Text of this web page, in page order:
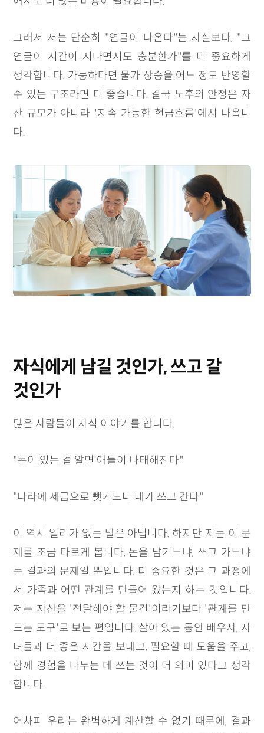
그래서 저는 단순히 "연금이 나온다"는 사실보다, "그
연금이 시간이 지나면서도 충분한가"를 더 중요하게
생각합니다. 가능하다면 물가 상승을 어느 정도 반영할
수 있는 구조라면 더 좋습니다. 결국 노후의 안정은 자
산 규모가 아니라 '지속 가능한 현금흐름'에서 나옵니
다.
자식에게 남길 것인가, 쓰고 갈
것인가
많은 사람들이 자식 이야기를 합니다.
"돈이 있는 걸 알면 애들이 나태해진다"
"나라에 세금으로 뺏기느니 내가 쓰고 간다"
이 역시 일리가 없는 말은 아닙니다. 하지만 저는 이 문
제를 조금 다르게 봅니다. 돈을 남기느냐, 쓰고 가느냐
는 결과의 문제일 뿐입니다. 더 중요한 것은 그 과정에
서 가족과 어떤 관계를 만들어 왔는지 하는 것입니다.
저는 자산을 '전달해야 할 물건'이라기보다 '관계를 만
드는 도구'로 보는 편입니다. 살아 있는 동안 배우자, 자
녀들과 더 좋은 시간을 보내고, 필요할 때 도움을 주고,
함께 경험을 나누는 데 쓰는 것이 더 의미 있다고 생각
합니다.
어차피 우리는 완벽하게 계산할 수 없기 때문에, 결과